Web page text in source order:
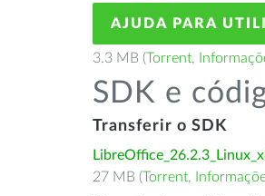
AJUDA PARA
3.3 MB (Torrent,
SDK e
Transferir o SDK
27 MB (Torrent,